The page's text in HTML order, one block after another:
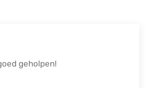
geholpen!
prettig